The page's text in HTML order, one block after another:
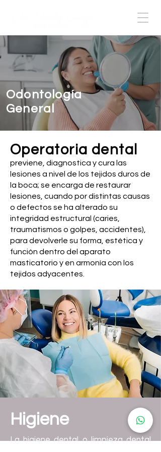
Odontología
General
Operatoria dental
previene, diagnostica y cura las
lesiones a nivel de los tejidos duros de
la boca; se encarga de restaurar
lesiones, cuando por distintas causas
o defectos se ha alterado su
integridad estructural (caries,
traumatismos o golpes, accidentes),
para devolverle su forma, estética y
función dentro del aparato
masticatorio y en armonía con los
tejidos adyacentes.
Higiene
La higiene dental o limpieza dental